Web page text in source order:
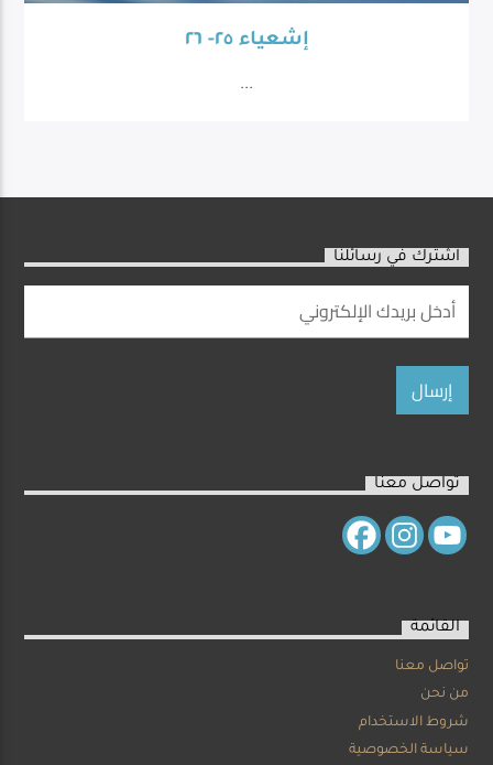
إشعياء ٢٥- ٢٦
...
اشترك في رسائلنا
تواصل معنا
القائمة
تواصل معنا
من نحن
شروط الاستخدام
سياسة الخصوصية